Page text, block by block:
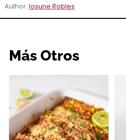
Author:Iosune Robles
Más Otros